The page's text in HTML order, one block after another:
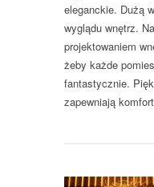
eleganckie. Dużą
wyglądu wnętrz.
projektowaniem
żeby każde
fantastycznie.
zapewniają